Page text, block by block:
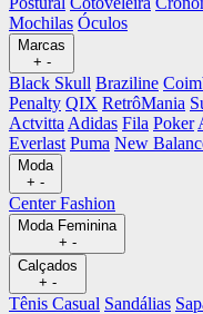
Mochilas Óculos
Marcas
+ -
Black Skull Braziline
Penalty QIX RetrôMania
Actvitta Adidas Fila Poker
Everlast Puma New
Moda
+ -
Center Fashion
Moda Feminina
+ -
Calçados
+ -
Tênis Casual Sandálias